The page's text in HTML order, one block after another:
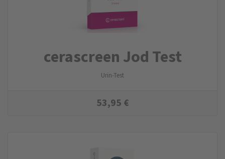
cerascreen Jod Test
Urin-Test
53,95 €